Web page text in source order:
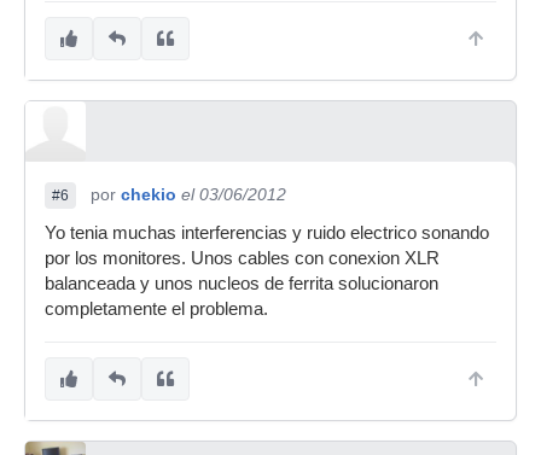
#6 por chekio el 03/06/2012
Yo tenia muchas interferencias y ruido electrico sonando
por los monitores. Unos cables con conexion XLR
balanceada y unos nucleos de ferrita solucionaron
completamente el problema.